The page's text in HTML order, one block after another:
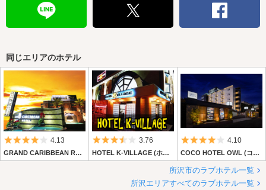
同じエリアのホテル
5つ星のうち4
4.13
GRAND CARIBBEAN RESORT HOTEL (グランド カリビアン リゾート ホテル)
5つ星のうち3.5
3.76
HOTEL K-VILLAGE (ホテル ケーヴィレッジ)
5つ星のうち4
4.10
COCO HOTEL OWL (ココホテル アウル)
所沢市のラブホテル一覧
所沢エリアすべてのラブホテル一覧